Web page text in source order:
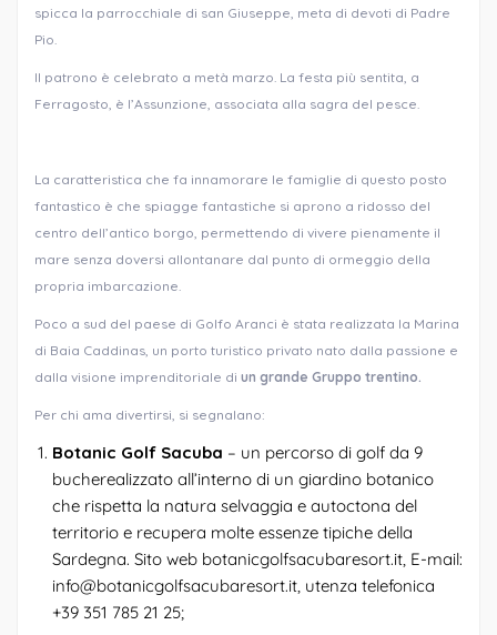
spicca la parrocchiale di san Giuseppe, meta di devoti di Padre
Pio.
Il patrono è celebrato a metà marzo. La festa più sentita, a
Ferragosto, è l’Assunzione, associata alla sagra del pesce.
La caratteristica che fa innamorare le famiglie di questo posto
fantastico è che spiagge fantastiche si aprono a ridosso del
centro dell’antico borgo, permettendo di vivere pienamente il
mare senza doversi allontanare dal punto di ormeggio della
propria imbarcazione.
Poco a sud del paese di Golfo Aranci è stata realizzata la Marina
di Baia Caddinas, un porto turistico privato nato dalla passione e
dalla visione imprenditoriale di un grande Gruppo trentino.
Per chi ama divertirsi, si segnalano:
Botanic Golf Sacuba – un percorso di golf da 9
bucherealizzato all’interno di un giardino botanico
che rispetta la natura selvaggia e autoctona del
territorio e recupera molte essenze tipiche della
Sardegna. Sito web botanicgolfsacubaresort.it , E-mail:
info@botanicgolfsacubaresort.it , utenza telefonica
+39 351 785 21 25;